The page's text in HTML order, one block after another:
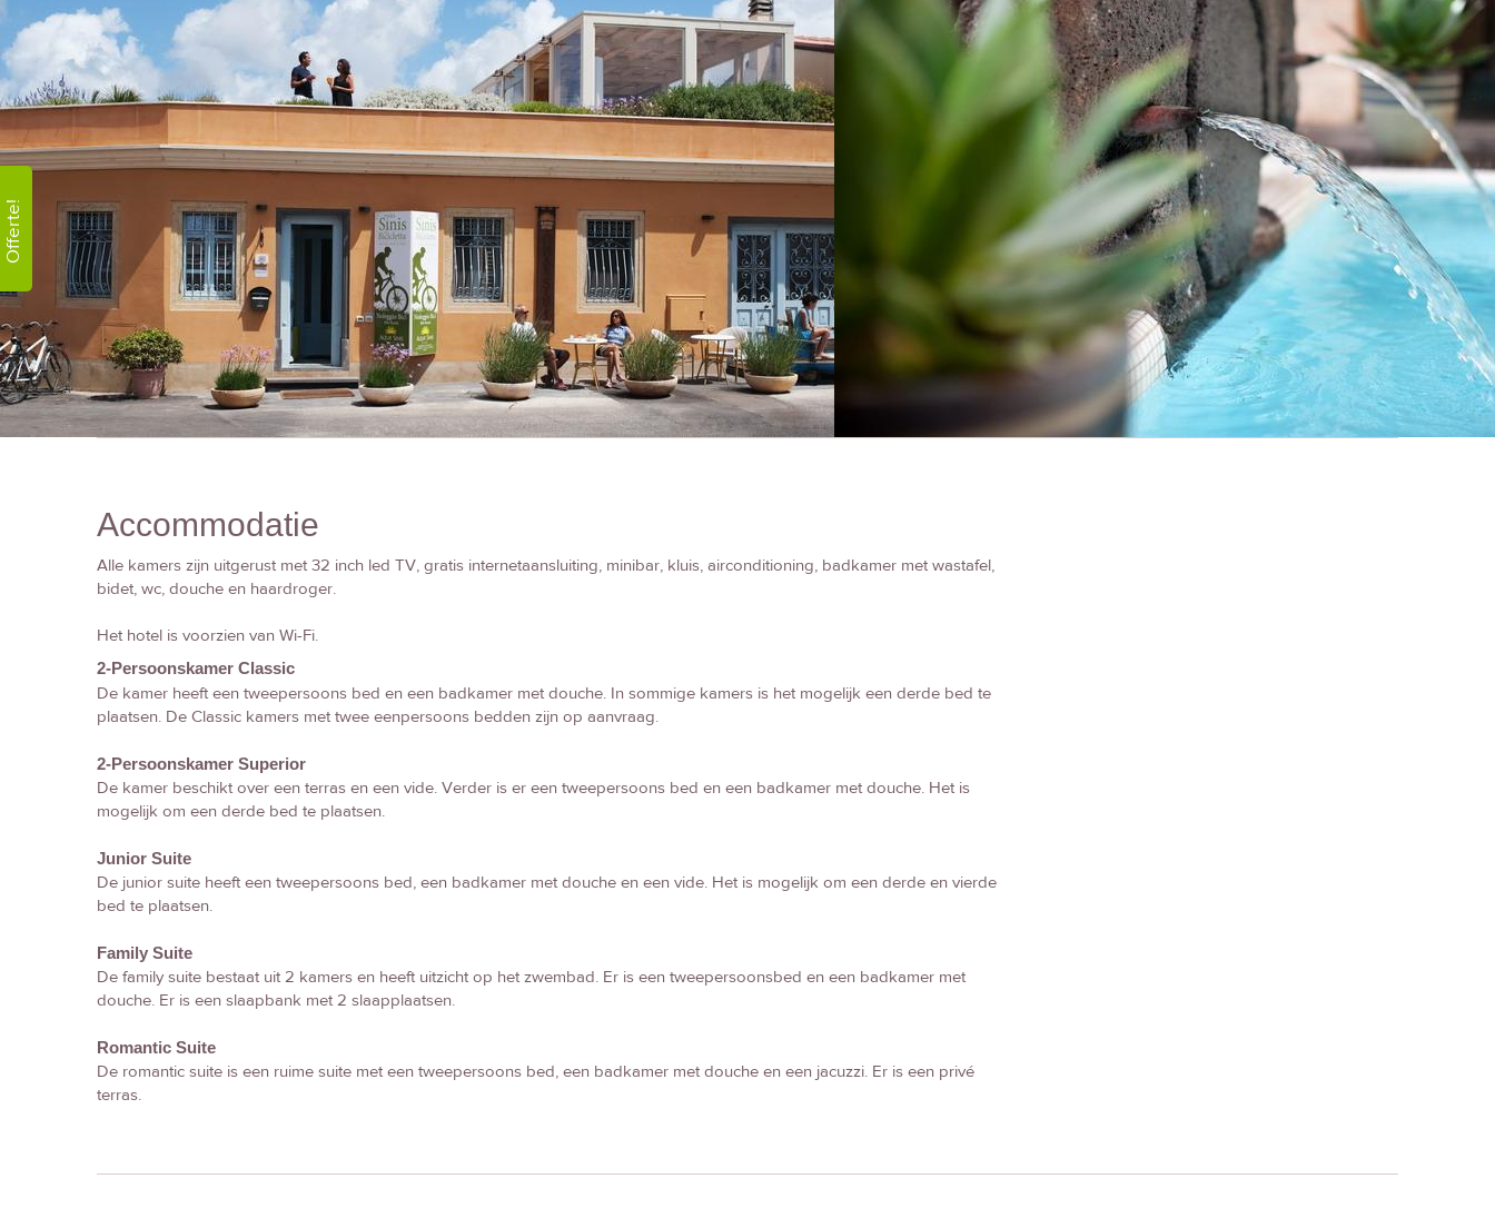
Offerte!
Accommodatie
Alle kamers zijn uitgerust met 32 inch led TV, gratis internetaansluiting, minibar, kluis, airconditioning, badkamer met wastafel,
bidet, wc, douche en haardroger.
Het hotel is voorzien van Wi-Fi.
2-Persoonskamer Classic
De kamer heeft een tweepersoons bed en een badkamer met douche. In sommige kamers is het mogelijk een derde bed te
plaatsen. De Classic kamers met twee eenpersoons bedden zijn op aanvraag.
2-Persoonskamer Superior
De kamer beschikt over een terras en een vide. Verder is er een tweepersoons bed en een badkamer met douche. Het is
mogelijk om een derde bed te plaatsen.
Junior Suite
De junior suite heeft een tweepersoons bed, een badkamer met douche en een vide. Het is mogelijk om een derde en vierde
bed te plaatsen.
Family Suite
De family suite bestaat uit 2 kamers en heeft uitzicht op het zwembad. Er is een tweepersoonsbed en een badkamer met
douche. Er is een slaapbank met 2 slaapplaatsen.
Romantic Suite
De romantic suite is een ruime suite met een tweepersoons bed, een badkamer met douche en een jacuzzi. Er is een privé
terras.